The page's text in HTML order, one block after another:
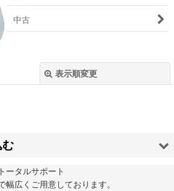
中古
表示順変更
・水まわり (全商品)
ータルサポート
広くご用意しております。